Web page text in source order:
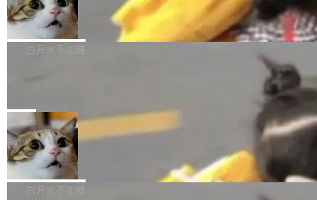
生成与复杂版式组织； 更稳定的图...
untu 用户在用，那用 snap 打包就没什么可纠结
的。 从 deb 到 snap 的迁移路径 hwctl 是 rust-
hwlib 硬件 API 库的一部分，命令行工具负责查
创始人的角色「太累了」。几天后，The Inform
ation 就曝出她将重回 OpenAI，负责递归自我
改进方向的研究。她是 Thinking Machines 过
一在人才争夺战中失血的公司。六月，Google
连失两员大将：Noam Shazeer 去了 Op...
FFmpeg 9.0 发布
FFmpeg 9.0 现已发布，包含多项改进。官方更
新日志列出的 9.0 版本主要更新内容如下： 扩
er HE-AAC 960 解码 (DAB+) transpose_cuda
filter 添加 AMF Frame Rate Converter (vf_frc
_amf) filter SMPTE 2094-50 元数据支持和直
通 ProRes RAW VideoToolbox 硬件加速器 AP
V ...
白开水不加糖
Code 在 X 上发帖：「DeepSeek Flash did 8T
tokens on August 1st. 5T of free usage + 3T
on OpenCode Go.」79.8 万次浏览，连带着 #
DeepSeek一天消耗了8万亿# 上了微博热搜——
注意这是 OpenCode 一家的消耗。 OpenCode
局
NetBSD 11.0 正式发布
NetBSD 11.0 现已正式发布，这是 NetBSD 操
作系统的第十八个主要版本。 自 NetBSD 10.1
白开水不加糖